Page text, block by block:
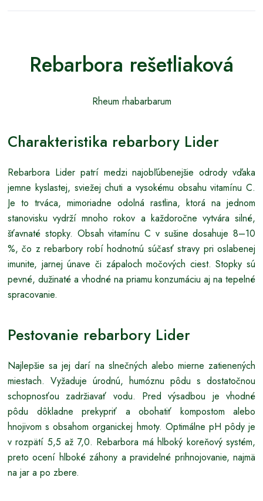
Rebarbora rešetliaková
Rheum rhabarbarum
Charakteristika rebarbory Lider
Rebarbora Lider patrí medzi najobľúbenejšie odrody vďaka
jemne kyslastej, sviežej chuti a vysokému obsahu vitamínu C.
Je to trváca, mimoriadne odolná rastlina, ktorá na jednom
stanovisku vydrží mnoho rokov a každoročne vytvára silné,
šťavnaté stopky. Obsah vitamínu C v sušine dosahuje 8–10
%, čo z rebarbory robí hodnotnú súčasť stravy pri oslabenej
imunite, jarnej únave či zápaloch močových ciest. Stopky sú
pevné, dužinaté a vhodné na priamu konzumáciu aj na tepelné
spracovanie.
Pestovanie rebarbory Lider
Najlepšie sa jej darí na slnečných alebo mierne zatienených
miestach. Vyžaduje úrodnú, humóznu pôdu s dostatočnou
schopnosťou zadržiavať vodu. Pred výsadbou je vhodné
pôdu dôkladne prekypriť a obohatiť kompostom alebo
hnojivom s obsahom organickej hmoty. Optimálne pH pôdy je
v rozpätí 5,5 až 7,0. Rebarbora má hlboký koreňový systém,
preto ocení hlboké záhony a pravidelné prihnojovanie, najmä
na jar a po zbere.